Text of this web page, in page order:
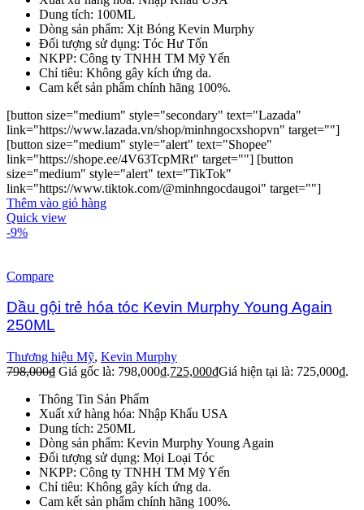
Dung tích: 100ML
Dòng sản phẩm: Xịt Bóng Kevin Murphy
Đối tượng sử dụng: Tóc Hư Tổn
NKPP: Công ty TNHH TM Mỹ Yến
Chỉ tiêu: Không gây kích ứng da.
Cam kết sản phẩm chính hãng 100%.
[button size="medium" style="secondary" text="Lazada"
link="https://www.lazada.vn/shop/minhngocxshopvn" target=""]
[button size="medium" style="alert" text="Shopee"
link="https://shope.ee/4V63TcpMRt" target=""] [button
size="medium" style="alert" text="TikTok"
link="https://www.tiktok.com/@minhngocdaugoi" target=""]
Thêm vào giỏ hàng
Quick view
-9%
Compare
Dầu gội trẻ hóa tóc Kevin Murphy Young Again
250ML
Thương hiệu Mỹ, Kevin Murphy
798,000₫ Giá gốc là: 798,000₫.725,000₫Giá hiện tại là: 725,000₫.
Thông Tin Sản Phẩm
Xuất xứ hàng hóa: Nhập Khẩu USA
Dung tích: 250ML
Dòng sản phẩm: Kevin Murphy Young Again
Đối tượng sử dụng: Mọi Loại Tóc
NKPP: Công ty TNHH TM Mỹ Yến
Chỉ tiêu: Không gây kích ứng da.
Cam kết sản phẩm chính hãng 100%.